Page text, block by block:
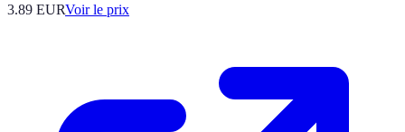
3.89 EURVoir le prix